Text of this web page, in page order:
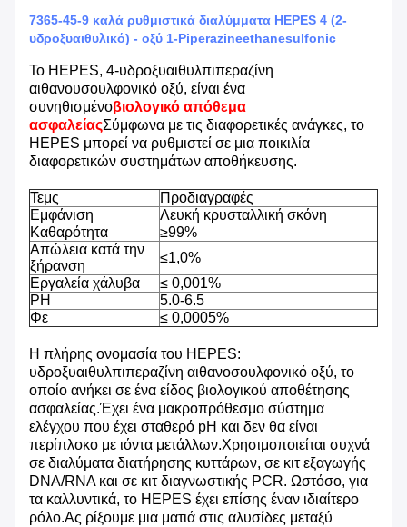
7365-45-9 καλά ρυθμιστικά διαλύμματα HEPES 4 (2-
υδροξυαιθυλικό) - οξύ 1-Piperazineethanesulfonic
Το HEPES, 4-υδροξυαιθυλπιπεραζίνη
αιθανουσουλφονικό οξύ, είναι ένα
συνηθισμένοβιολογικό απόθεμα
ασφαλείαςΣύμφωνα με τις διαφορετικές ανάγκες, το
HEPES μπορεί να ρυθμιστεί σε μια ποικιλία
διαφορετικών συστημάτων αποθήκευσης.
Τεμς
Προδιαγραφές
Εμφάνιση
Λευκή κρυσταλλική σκόνη
Καθαρότητα
≥99%
Απώλεια κατά την
ξήρανση
≤1,0%
Εργαλεία χάλυβα
≤ 0,001%
PH
5.0-6.5
Φε
≤ 0,0005%
Η πλήρης ονομασία του HEPES:
υδροξυαιθυλπιπεραζίνη αιθανοσουλφονικό οξύ, το
οποίο ανήκει σε ένα είδος βιολογικού αποθέτησης
ασφαλείας.Έχει ένα μακροπρόθεσμο σύστημα
ελέγχου που έχει σταθερό pH και δεν θα είναι
περίπλοκο με ιόντα μετάλλων.Χρησιμοποιείται συχνά
σε διαλύματα διατήρησης κυττάρων, σε κιτ εξαγωγής
DNA/RNA και σε κιτ διαγνωστικής PCR. Ωστόσο, για
τα καλλυντικά, το HEPES έχει επίσης έναν ιδιαίτερο
ρόλο.Ας ρίξουμε μια ματιά στις αλυσίδες μεταξύ